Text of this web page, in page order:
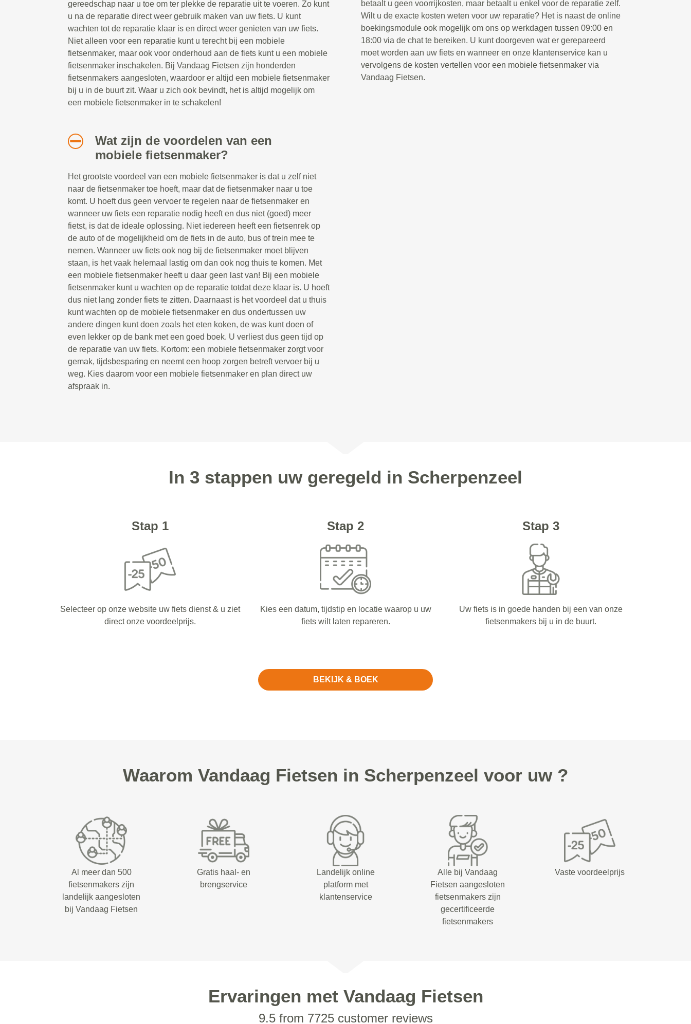
gereedschap naar u toe om ter plekke de reparatie uit te voeren. Zo kunt
u na de reparatie direct weer gebruik maken van uw fiets. U kunt
wachten tot de reparatie klaar is en direct weer genieten van uw fiets.
Niet alleen voor een reparatie kunt u terecht bij een mobiele
fietsenmaker, maar ook voor onderhoud aan de fiets kunt u een mobiele
fietsenmaker inschakelen. Bij Vandaag Fietsen zijn honderden
fietsenmakers aangesloten, waardoor er altijd een mobiele fietsenmaker
bij u in de buurt zit. Waar u zich ook bevindt, het is altijd mogelijk om
een mobiele fietsenmaker in te schakelen!
Wat zijn de voordelen van een
mobiele fietsenmaker?
Het grootste voordeel van een mobiele fietsenmaker is dat u zelf niet
naar de fietsenmaker toe hoeft, maar dat de fietsenmaker naar u toe
komt. U hoeft dus geen vervoer te regelen naar de fietsenmaker en
wanneer uw fiets een reparatie nodig heeft en dus niet (goed) meer
fietst, is dat de ideale oplossing. Niet iedereen heeft een fietsenrek op
de auto of de mogelijkheid om de fiets in de auto, bus of trein mee te
nemen. Wanneer uw fiets ook nog bij de fietsenmaker moet blijven
staan, is het vaak helemaal lastig om dan ook nog thuis te komen. Met
een mobiele fietsenmaker heeft u daar geen last van! Bij een mobiele
fietsenmaker kunt u wachten op de reparatie totdat deze klaar is. U hoeft
dus niet lang zonder fiets te zitten. Daarnaast is het voordeel dat u thuis
kunt wachten op de mobiele fietsenmaker en dus ondertussen uw
andere dingen kunt doen zoals het eten koken, de was kunt doen of
even lekker op de bank met een goed boek. U verliest dus geen tijd op
de reparatie van uw fiets. Kortom: een mobiele fietsenmaker zorgt voor
gemak, tijdsbesparing en neemt een hoop zorgen betreft vervoer bij u
weg. Kies daarom voor een mobiele fietsenmaker en plan direct uw
afspraak in.
betaalt u geen voorrijkosten, maar betaalt u enkel voor de reparatie zelf.
Wilt u de exacte kosten weten voor uw reparatie? Het is naast de online
boekingsmodule ook mogelijk om ons op werkdagen tussen 09:00 en
18:00 via de chat te bereiken. U kunt doorgeven wat er gerepareerd
moet worden aan uw fiets en wanneer en onze klantenservice kan u
vervolgens de kosten vertellen voor een mobiele fietsenmaker via
Vandaag Fietsen.
In 3 stappen uw geregeld in Scherpenzeel
Stap 1
Selecteer op onze website uw fiets dienst & u ziet
direct onze voordeelprijs.
Stap 2
Kies een datum, tijdstip en locatie waarop u uw
fiets wilt laten repareren.
Stap 3
Uw fiets is in goede handen bij een van onze
fietsenmakers bij u in de buurt.
BEKIJK & BOEK
Waarom Vandaag Fietsen in Scherpenzeel voor uw ?
Al meer dan 500
fietsenmakers zijn
landelijk aangesloten
bij Vandaag Fietsen
Gratis haal- en
brengservice
Landelijk online
platform met
klantenservice
Alle bij Vandaag
Fietsen aangesloten
fietsenmakers zijn
gecertificeerde
fietsenmakers
Vaste voordeelprijs
Ervaringen met Vandaag Fietsen
9.5 from 7725 customer reviews